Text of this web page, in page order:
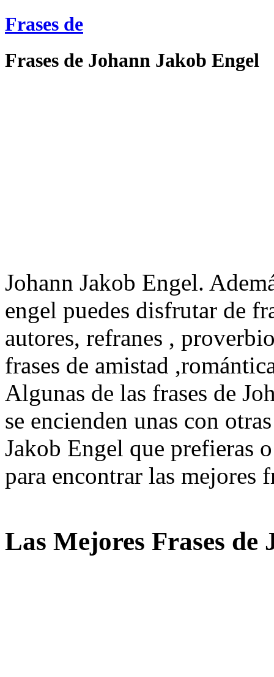
Frases de
Frases de Johann Jakob Engel
Johann Jakob Engel.
engel puedes disfrutar de
autores, refranes ,
frases de amistad
Algunas de las frases de
se encienden unas con
Jakob Engel que prefieras
para encontrar las mejores
Las Mejores Frases de